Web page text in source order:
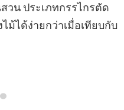
น ประเภทกรรไกรตัด
ม้ได้ง่ายกว่าเมื่อเทียบกับ